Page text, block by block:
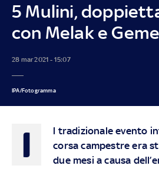
5 Mulini,
con Melak e
28 mar 2021 - 15:07
IPA/Fotogramma
I
l tradizionale evento
corsa campestre era
due mesi a causa